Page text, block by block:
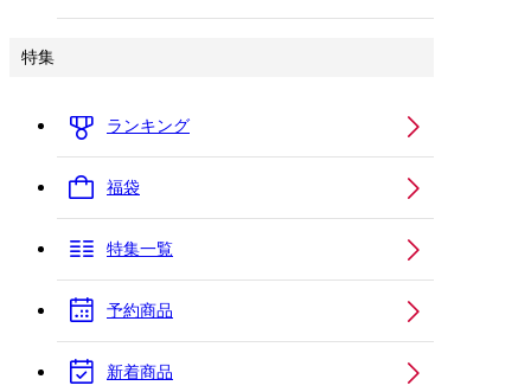
特集
ランキング
福袋
特集一覧
予約商品
新着商品